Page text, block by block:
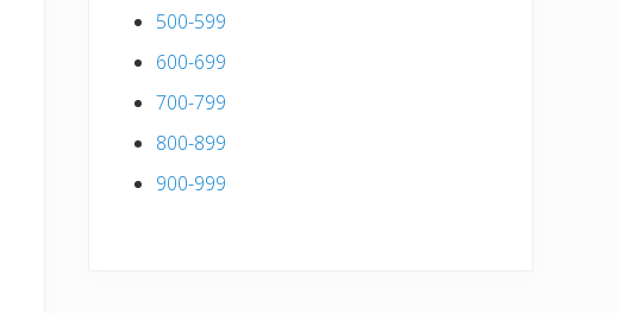
500-599
600-699
700-799
800-899
900-999